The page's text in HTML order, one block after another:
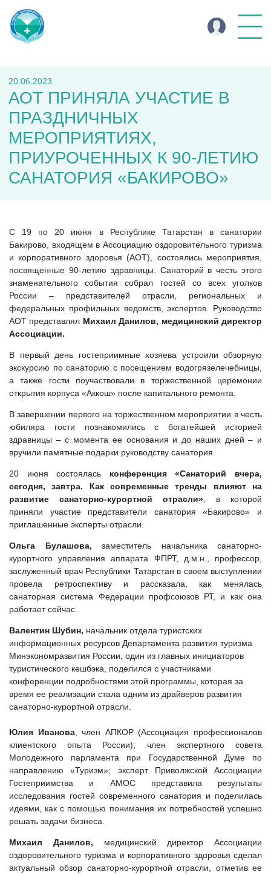
20.06.2023
АОТ ПРИНЯЛА УЧАСТИЕ В
ПРАЗДНИЧНЫХ
МЕРОПРИЯТИЯХ,
ПРИУРОЧЕННЫХ К 90-ЛЕТИЮ
САНАТОРИЯ «БАКИРОВО»
С 19 по 20 июня в Республике Татарстан в санатории
Бакирово, входящем в Ассоциацию оздоровительного туризма
и корпоративного здоровья (АОТ), состоялись мероприятия,
посвященные 90-летию здравницы. Санаторий в честь этого
знаменательного события собрал гостей со всех уголков
России – представителей отрасли, региональных и
федеральных профильных ведомств, экспертов. Руководство
АОТ представлял Михаил Данилов, медицинский директор
Ассоциации.
В первый день гостеприимные хозяева устроили обзорную
экскурсию по санаторию с посещением водогрязелечебницы,
а также гости поучаствовали в торжественной церемонии
открытия корпуса «Аккош» после капитального ремонта.
В завершении первого на торжественном мероприятии в честь
юбиляра гости познакомились с богатейшей историей
здравницы – с момента ее основания и до наших дней – и
вручили памятные подарки руководству санатория.
20 июня состоялась конференция «Санаторий вчера,
сегодня, завтра. Как современные тренды влияют на
развитие санаторно-курортной отрасли» , в которой
приняли участие представители санатория «Бакирово» и
приглашенные эксперты отрасли.
Ольга Булашова, заместитель начальника санаторно-
курортного управления аппарата ФПРТ, д.м.н., профессор,
заслуженный врач Республики Татарстан в своем выступлении
провела ретроспективу и рассказала, как менялась
санаторная система Федерации профсоюзов РТ, и как она
работает сейчас.
Валентин Шубин, начальник отдела туристских
информационных ресурсов Департамента развития туризма
Минэкономразвития России , один из главных инициаторов
туристического кешбэка, поделился с участниками
конференции подробностями этой программы, которая за
время ее реализации стала одним из драйверов развития
санаторно-курортной отрасли.
Юлия Иванова, член АПКОР (Ассоциация профессионалов
клиентского опыта России); член экспертного совета
Молодежного парламента при Государственной Думе по
направлению «Туризм»; эксперт Приволжской Ассоциации
Гостеприимства и АМОС представила результаты
исследования гостей современного санатория и поделилась
идеями, как с помощью понимания их потребностей успешно
решать задачи бизнеса.
Михаил Данилов, медицинский директор Ассоциации
оздоровительного туризма и корпоративного здоровья сделал
актуальный обзор санаторно-курортной отрасли, отметив ее